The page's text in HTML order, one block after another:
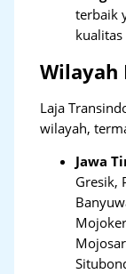
terbaik
Wilayah
Laja
wilayah,
Jawa
Gresik,